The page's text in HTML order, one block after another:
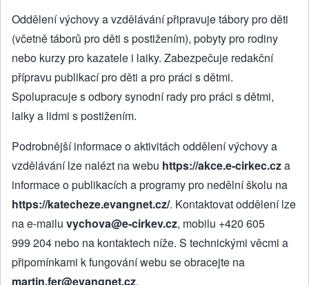
Oddělení výchovy a vzdělávání připravuje tábory pro děti
(včetně táborů pro děti s postižením), pobyty pro rodiny
nebo kurzy pro kazatele i laiky. Zabezpečuje redakční
přípravu publikací pro děti a pro práci s dětmi.
Spolupracuje s odbory synodní rady pro práci s dětmi,
laiky a lidmi s postižením.
Podrobnější informace o aktivitách oddělení výchovy a
vzdělávání lze nalézt na webu https://akce.e-cirkec.cza
informace o publikacích a programy pro nedělní školu na
https://katecheze.evangnet.cz/. Kontaktovat oddělení lze
na e-mailu vychova@e-cirkev.cz, mobilu +420 605
999 204 nebo na kontaktech níže. S technickými věcmi a
připomínkami k fungování webu se obracejte na
martin.fer@evangnet.cz.